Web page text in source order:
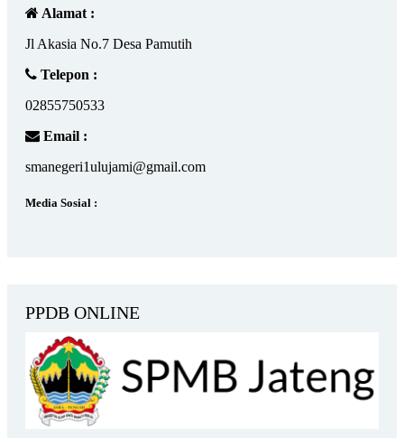
Alamat :
Jl Akasia No.7 Desa Pamutih
Telepon :
02855750533
Email :
smanegeri1ulujami@gmail.com
Media Sosial :
PPDB ONLINE